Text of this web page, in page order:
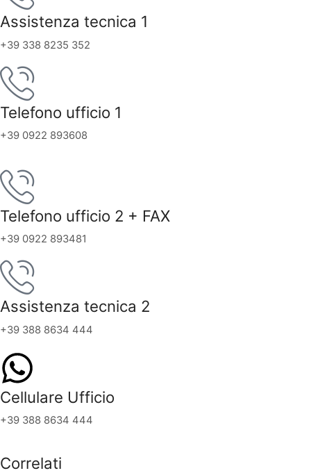
Assistenza tecnica 1
+39 338 8235 352
Telefono ufficio 1
+39 0922 893608
Telefono ufficio 2 + FAX
+39 0922 893481
Assistenza tecnica 2
+39 388 8634 444
Cellulare Ufficio
+39 388 8634 444
Correlati